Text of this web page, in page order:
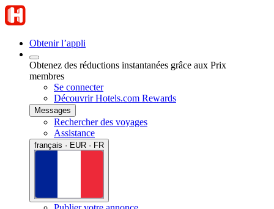
Obtenir l’appli
Obtenez des réductions instantanées grâce aux Prix
membres
Se connecter
Découvrir Hotels.com Rewards
Messages
Rechercher des voyages
Assistance
français · EUR · FR